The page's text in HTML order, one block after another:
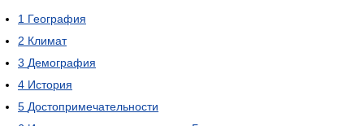
1 География
2 Климат
3 Демография
4 История
5 Достопримечательности